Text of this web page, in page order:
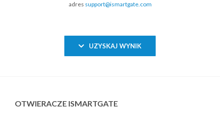
adres support@ismartgate.com
UZYSKAJ WYNIK
OTWIERACZE ISMARTGATE